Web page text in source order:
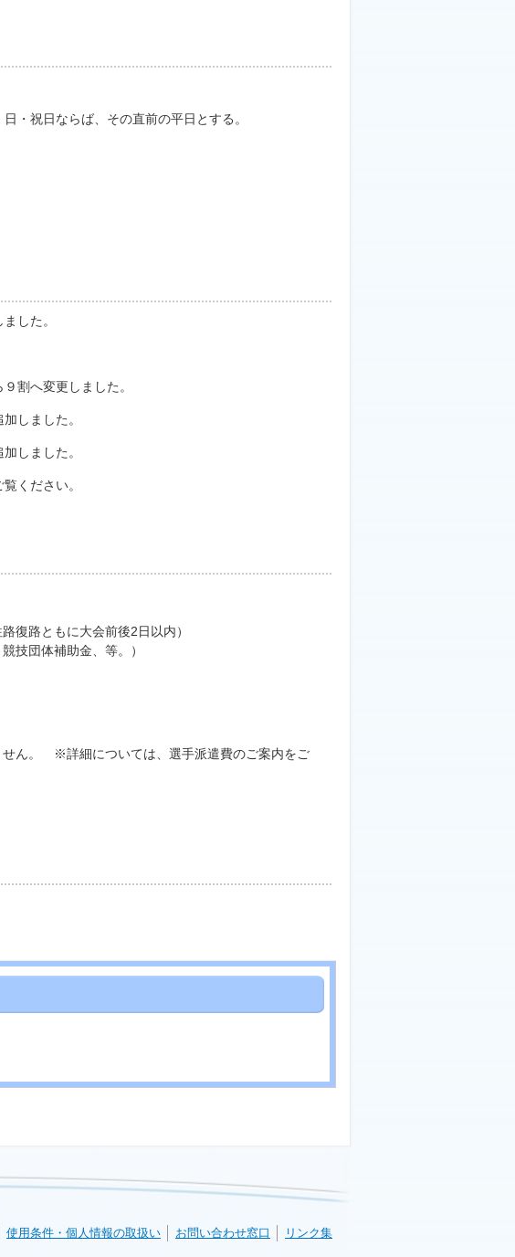
・祝日ならば、その直前の平日とする。
した。
割へ変更しました。
しました。
しました。
ださい。
復路ともに大会前後2日以内）
技団体補助金、等。）
せん。 ※詳細については、選手派遣費のご案内をご
使用条件・個人情報の取扱い お問い合わせ窓口 リンク集